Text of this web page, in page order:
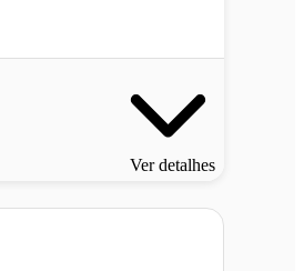
Ver detalhes